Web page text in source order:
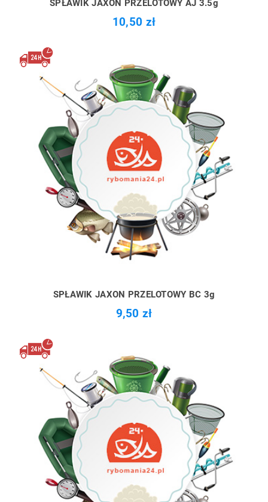
SPŁAWIK JAXON PRZELOTOWY AJ 3.5g
10,50 zł
SPŁAWIK JAXON PRZELOTOWY BC 3g
9,50 zł